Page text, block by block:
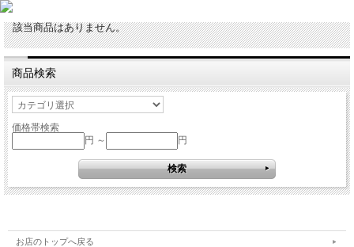
該当商品はありません。
商品検索
価格帯検索
円 ～
円
お店のトップへ戻る